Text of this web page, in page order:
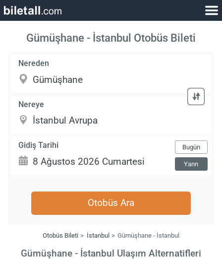
Gümüşhane - İstanbul Otobüs Bileti
Nereden
Nereye
Gidiş Tarihi Bugün
Yarın
Otobüs Ara
Otobüs Bileti İstanbul Gümüşhane - İstanbul
Gümüşhane - İstanbul Ulaşım Alternatifleri